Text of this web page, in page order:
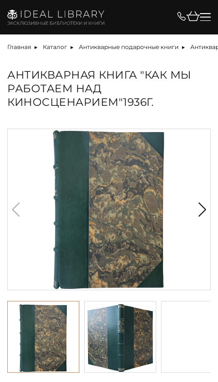
Главная Каталог Антикварные подарочные книги
АНТИКВАРНАЯ КНИГА "КАК МЫ
РАБОТАЕМ НАД
КИНОСЦЕНАРИЕМ"1936Г.